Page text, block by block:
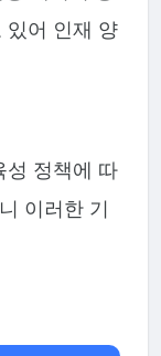
있어 인재 양
성 정책에 따
이러한 기